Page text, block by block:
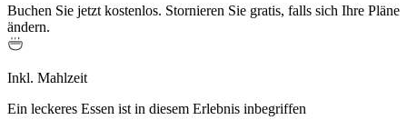
Buchen Sie jetzt kostenlos. Stornieren Sie gratis, falls sich Ihre Pläne
ändern.
Inkl. Mahlzeit
Ein leckeres Essen ist in diesem Erlebnis inbegriffen